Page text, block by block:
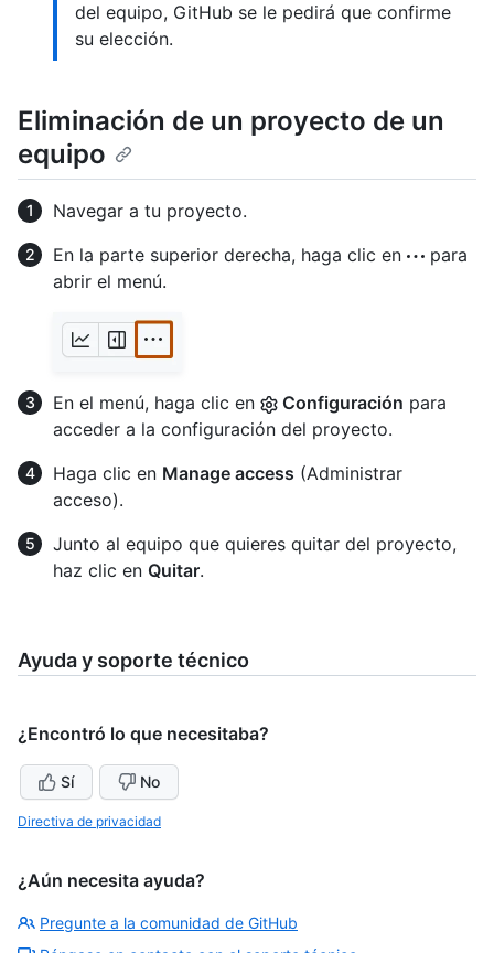
del equipo, GitHub se le pedirá que confirme
su elección.
Eliminación de un proyecto de un
equipo
Navegar a tu proyecto.
En la parte superior derecha, haga clic en
para
abrir el menú.
En el menú, haga clic en Configuración para
acceder a la configuración del proyecto.
Haga clic en Manage access (Administrar
acceso).
Junto al equipo que quieres quitar del proyecto,
haz clic en Quitar.
Ayuda y soporte técnico
¿Encontró lo que necesitaba?
Sí No
Directiva de privacidad
¿Aún necesita ayuda?
Pregunte a la comunidad de GitHub